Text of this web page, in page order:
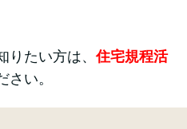
りたい方は、住宅規程活
さい。